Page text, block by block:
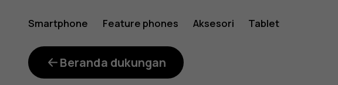
Memperbarui
Smartphone Feature phones Aksesori Tablet
Beranda dukungan